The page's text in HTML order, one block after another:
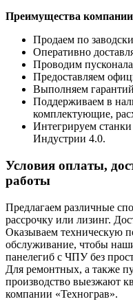
Преимущества компании
Продаем по
Оперативно
Проводим
Предоставляем
Выполняем
Поддерживаем в
комплектующие,
Интегрируем
Индустрии 4.0.
Условия оплаты,
работы
Предлагаем различные
рассрочку или лизинг.
Оказываем техническую
обслуживание, чтобы
панелегиб с ЧПУ без
Для ремонтных, а также
производство выезжают
компании «Технограв».